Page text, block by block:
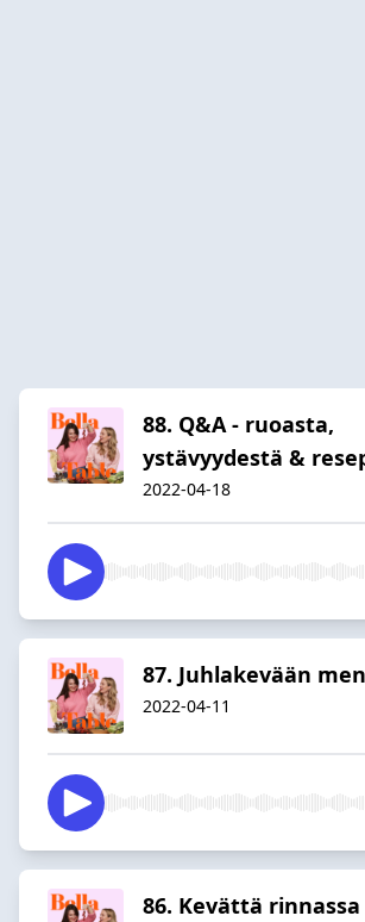
88. Q&A - ruoasta,
ystävyydestä &
2022-04-18
87. Juhlakevään
2022-04-11
86. Kevättä rinnassa